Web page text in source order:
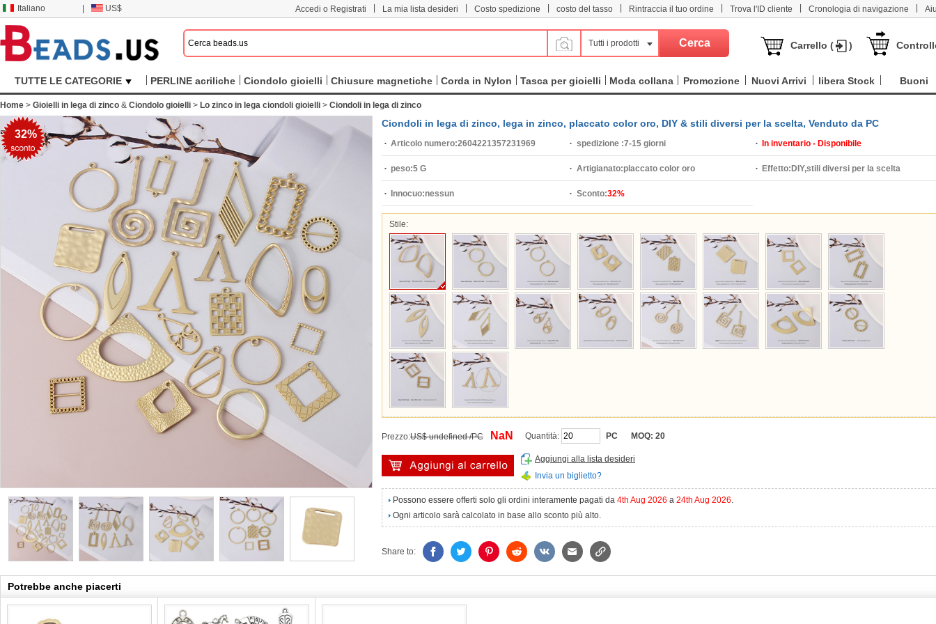
Italiano US$ Accedi o Registrati La mia lista desideri Costo spedizione costo del tasso Rintraccia il tuo ordine Trova l'ID cliente Cronologia di navigazione
Tutti i prodotti Carrello ( )
TUTTE LE CATEGORIE PERLINE acriliche Ciondolo gioielli Chiusure magnetiche Corda in Nylon Tasca per gioielli Moda collana Promozione Nuovi Arrivi libera Stock Buoni
Home > Gioielli in lega di zinco & Ciondolo gioielli > Lo zinco in lega ciondoli gioielli > Ciondoli in lega di zinco
32%
Ciondoli in lega di zinco, lega in zinco, placcato color oro, DIY & stili diversi per la scelta, Venduto da PC
Articolo numero:2604221357231969 spedizione :7-15 giorni In inventario - Disponibile
peso:5 G Artigianato:placcato color oro Effetto: DIY,stili diversi per la scelta
Innocuo:nessun Sconto:32%
Stile:
Prezzo:US$ undefined /PC NaN Quantità: PC MOQ: 20
Aggiungi alla lista desideri
Invia un biglietto?
Possono essere offerti solo gli ordini interamente pagati da 4th Aug 2026 a 24th Aug 2026.
Ogni articolo sarà calcolato in base allo sconto più alto.
Share to:
Potrebbe anche piacerti